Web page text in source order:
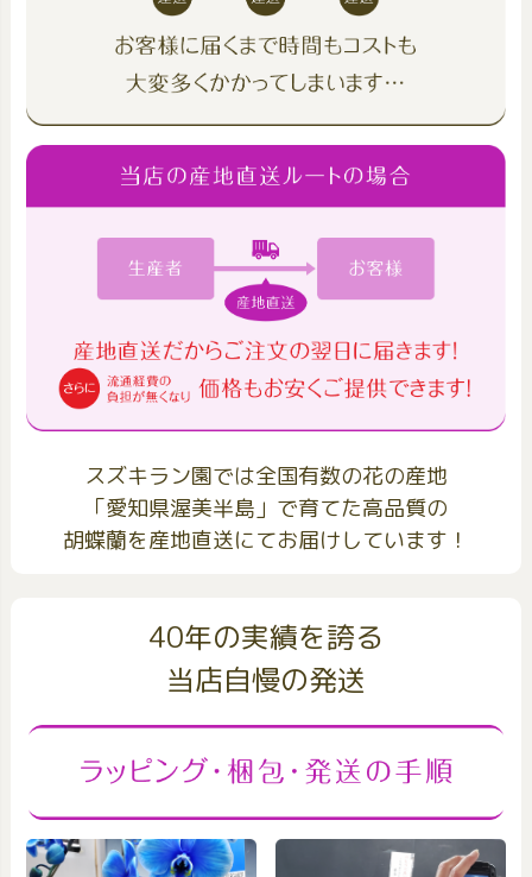
スズキラン園では全国有数の花の産地
「愛知県渥美半島」で育てた高品質の
胡蝶蘭を産地直送にてお届けしています！
40年の実績を誇る
当店自慢の発送